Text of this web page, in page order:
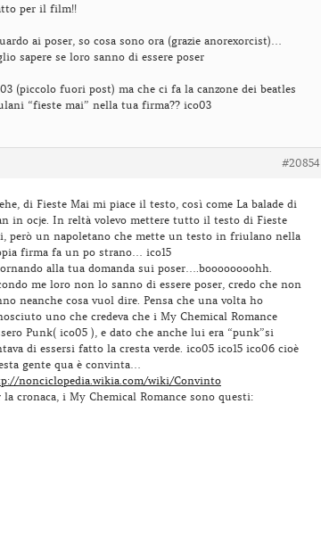
per il film!!
ai poser, so cosa sono ora (grazie anorexorcist)…
sapere se loro sanno di essere poser
(piccolo fuori post) ma che ci fa la canzone dei beatles
“fieste mai” nella tua firma?? ico03
#20854
di Fieste Mai mi piace il testo, così come La balade di
in ocje. In reltà volevo mettere tutto il testo di Fieste
però un napoletano che mette un testo in friulano nella
firma fa un po strano… ico15
alla tua domanda sui poser….boooooooohh.
me loro non lo sanno di essere poser, credo che non
neanche cosa vuol dire. Pensa che una volta ho
uno che credeva che i My Chemical Romance
Punk( ico05 ), e dato che anche lui era “punk”si
di essersi fatto la cresta verde. ico05 ico15 ico06 cioè
gente qua è convinta…
nonciclopedia.wikia.com/wiki/Convinto
la cronaca, i My Chemical Romance sono questi: